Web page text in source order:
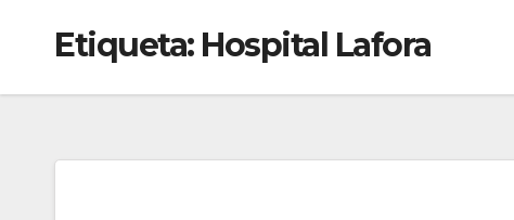
Etiqueta: Hospital Lafora